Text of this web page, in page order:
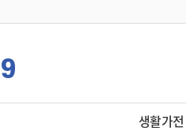
생활가전